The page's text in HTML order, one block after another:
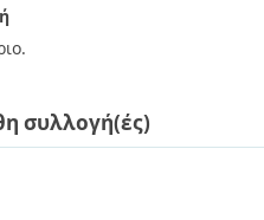
συλλογή(ές)